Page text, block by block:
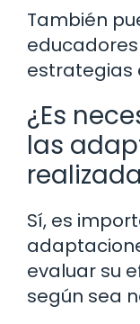
También
estrategias
¿Es
las
Sí, es
evaluar su
según sea